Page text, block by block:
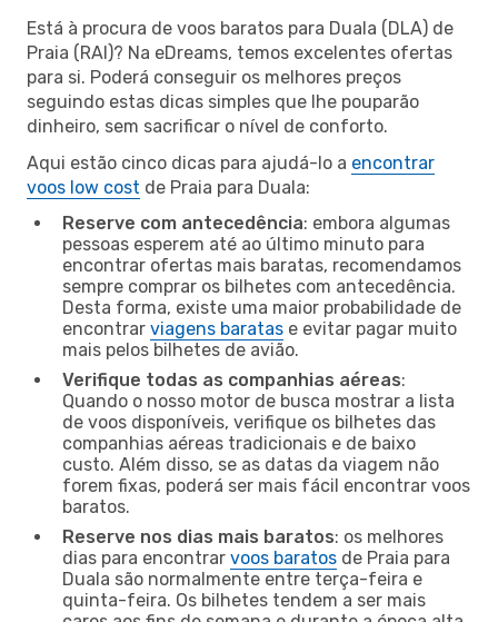
Está à procura de voos baratos para Duala (DLA) de
Praia (RAI)? Na eDreams, temos excelentes ofertas
para si. Poderá conseguir os melhores preços
seguindo estas dicas simples que lhe pouparão
dinheiro, sem sacrificar o nível de conforto.
Aqui estão cinco dicas para ajudá-lo a encontrar
voos low cost de Praia para Duala:
Reserve com antecedência: embora algumas
pessoas esperem até ao último minuto para
encontrar ofertas mais baratas, recomendamos
sempre comprar os bilhetes com antecedência.
Desta forma, existe uma maior probabilidade de
encontrar viagens baratas e evitar pagar muito
mais pelos bilhetes de avião.
Verifique todas as companhias aéreas:
Quando o nosso motor de busca mostrar a lista
de voos disponíveis, verifique os bilhetes das
companhias aéreas tradicionais e de baixo
custo. Além disso, se as datas da viagem não
forem fixas, poderá ser mais fácil encontrar voos
baratos.
Reserve nos dias mais baratos: os melhores
dias para encontrar voos baratos de Praia para
Duala são normalmente entre terça-feira e
quinta-feira. Os bilhetes tendem a ser mais